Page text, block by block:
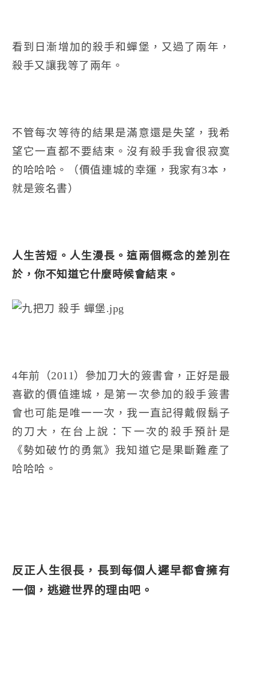
看到日漸增加的殺手和蟬堡，又過了兩年，
殺手又讓我等了兩年。
不管每次等待的結果是滿意還是失望，我希
望它一直都不要結束。沒有殺手我會很寂寞
的哈哈哈。（價值連城的幸運，我家有3本，
就是簽名書）
人生苦短。人生漫長。這兩個概念的差別在
於，你不知道它什麼時候會結束。
4年前（2011）參加刀大的簽書會，正好是最
喜歡的價值連城，是第一次參加的殺手簽書
會也可能是唯一一次，我一直記得戴假鬍子
的刀大，在台上說：下一次的殺手預計是
《勢如破竹的勇氣》我知道它是果斷難產了
哈哈哈。
反正人生很長，長到每個人遲早都會擁有
一個，逃避世界的理由吧。